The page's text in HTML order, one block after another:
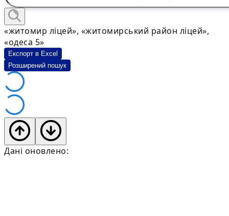
«житомир ліцей», «житомирський район ліцей»,
«одеса 5»
Експорт в Excel
Розширений пошук
Дані оновлено: